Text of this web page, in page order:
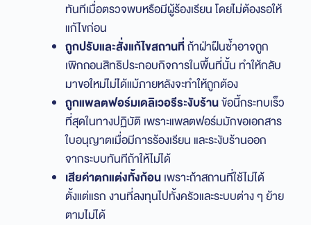
ทันทีเมื่อตรวจพบหรือมีผู้ร้องเรียน โดยไม่ต้องรอให้
แก้ไขก่อน
ถูกปรับและสั่งแก้ไขสถานที่ถ้าฝ่าฝืนซ้ำอาจถูก
เพิกถอนสิทธิประกอบกิจการในพื้นที่นั้น ทำให้กลับ
มาขอใหม่ไม่ได้แม้ภายหลังจะทำให้ถูกต้อง
ถูกแพลตฟอร์มเดลิเวอรีระงับร้านข้อนี้กระทบเร็ว
ที่สุดในทางปฏิบัติ เพราะแพลตฟอร์มมักขอเอกสาร
ใบอนุญาตเมื่อมีการร้องเรียน และระงับร้านออก
จากระบบทันทีถ้าให้ไม่ได้
เสียค่าตกแต่งทั้งก้อนเพราะถ้าสถานที่ใช้ไม่ได้
ตั้งแต่แรก งานที่ลงทุนไปทั้งครัวและระบบต่าง ๆ ย้าย
ตามไม่ได้